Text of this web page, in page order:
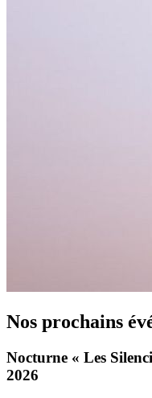
Nos prochains
Nocturne « Les
2026